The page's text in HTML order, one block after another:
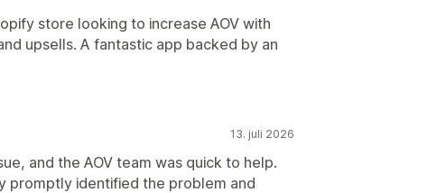
store looking to increase AOV with
upsells. A fantastic app backed by an
13. juli 2026
and the AOV team was quick to help.
promptly identified the problem and